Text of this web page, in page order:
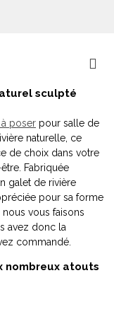
sculpté
poser pour salle de
naturelle, ce
de choix dans votre
Fabriquée
galet de rivière
pour sa forme
vous faisons
avez donc la
commandé.
nombreux atouts